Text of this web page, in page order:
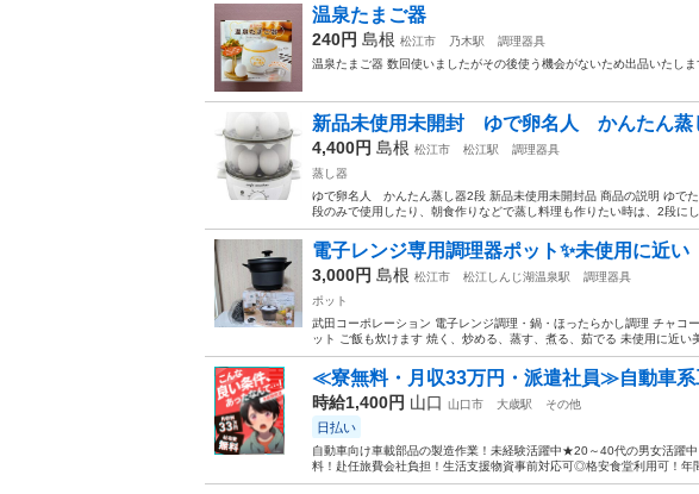
温泉たまご器
240円 島根 松江市 乃木駅
調理器具
温泉たまご器 数回使いましたがその後使う機会がないため出品いたしま
新品未使用未開封 ゆで卵名人 かんたん蒸
4,400円 島根 松江市 松江駅
調理器具
蒸し器
ゆで卵名人 かんたん蒸し器2段 新品未使用未開封品 商品の説明 ゆで
段のみで使用したり、朝食作りなどで蒸し料理も作りたい時は、2段に
電子レンジ専用調理器ポット✨️未使用に近い
3,000円 島根 松江市 松江しんじ湖温泉駅
調理器具
ポット
武田コーポレーション 電子レンジ調理・鍋・ほったらかし調理 チャ
ット ご飯も炊けます 焼く、炒める、蒸す、煮る、茹でる 未使用に近い
≪寮無料・月収33万円・派遣社員≫自動車系
時給1,400円 山口 山口市 大歳駅 その他
日払い
自動車向け車載部品の製造作業！未経験活躍中★20～40代の男女活躍
料！赴任旅費会社負担！生活支援物資事前対応可◎格安食堂利用可！年